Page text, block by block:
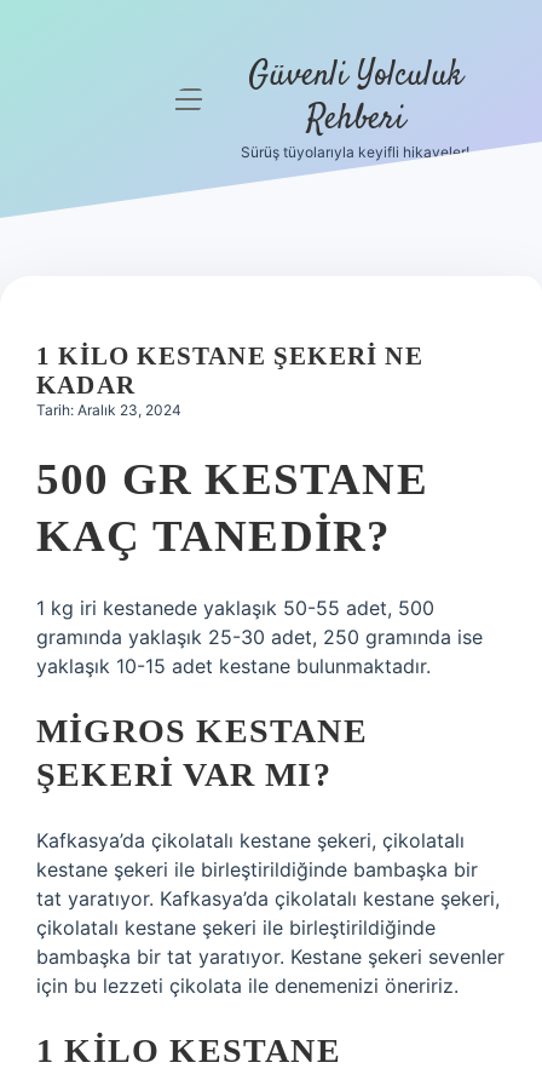
Hakkımızda
menüyü Güvenli Yolculuk
Rehberi
Sürüş tüyolarıyla keyifli hikayeler!
1 KILO KESTANE ŞEKERI NE
KADAR
Tarih: Aralık 23, 2024
500 GR KESTANE
KAÇ TANEDIR?
1 kg iri kestanede yaklaşık 50-55 adet, 500
gramında yaklaşık 25-30 adet, 250 gramında ise
yaklaşık 10-15 adet kestane bulunmaktadır.
MIGROS KESTANE
ŞEKERI VAR MI?
Kafkasya’da çikolatalı kestane şekeri, çikolatalı
kestane şekeri ile birleştirildiğinde bambaşka bir
tat yaratıyor. Kafkasya’da çikolatalı kestane şekeri,
çikolatalı kestane şekeri ile birleştirildiğinde
bambaşka bir tat yaratıyor. Kestane şekeri sevenler
için bu lezzeti çikolata ile denemenizi öneririz.
1 KILO KESTANE